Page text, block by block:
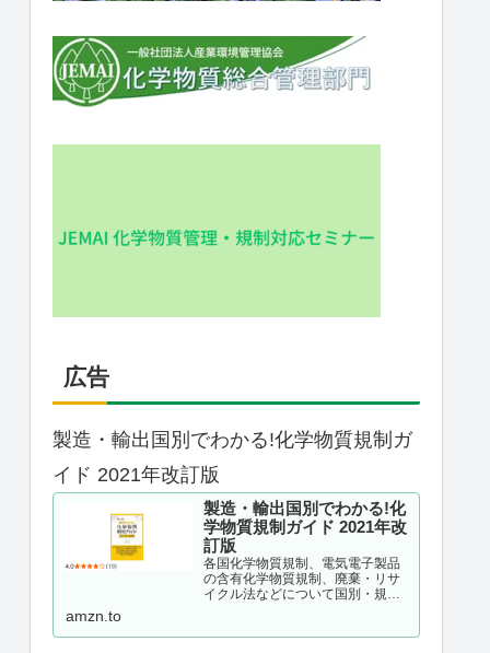
広告
製造・輸出国別でわかる!化学物質規制ガ
イド 2021年改訂版
製造・輸出国別でわかる!化
学物質規制ガイド 2021年改
訂版
各国化学物質規制、電気電子製品
の含有化学物質規制、廃棄・リサ
イクル法などについて国別・規制
ている疑問をQ&A形式で事例掲載
amzn.to